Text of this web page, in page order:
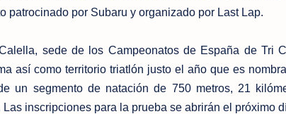
patrocinado por Subaru y organizado por Last Lap.
sede de los Campeonatos de España de Tri
así como territorio triatlón justo el año que es
un segmento de natación de 750 metros, 21
inscripciones para la prueba se abrirán el próximo